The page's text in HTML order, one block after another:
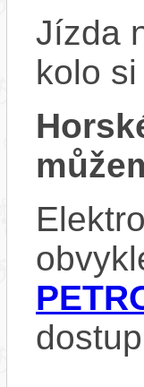
Jízda
kolo